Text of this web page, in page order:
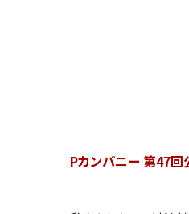
Pカンパニー 第47回